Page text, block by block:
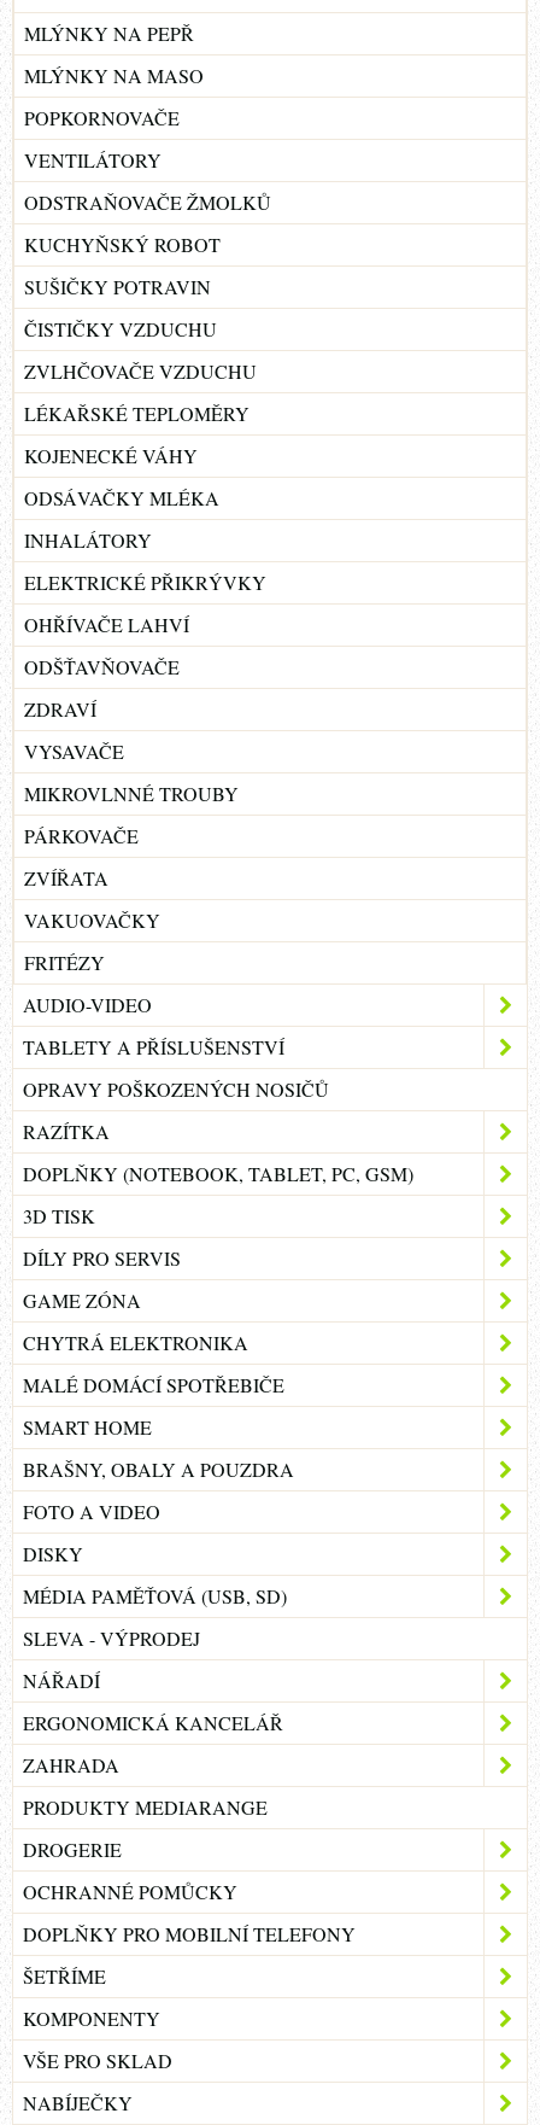
MLÝNKY NA PEPŘ
MLÝNKY NA MASO
POPKORNOVAČE
VENTILÁTORY
ODSTRAŇOVAČE ŽMOLKŮ
KUCHYŇSKÝ ROBOT
SUŠIČKY POTRAVIN
ČISTIČKY VZDUCHU
ZVLHČOVAČE VZDUCHU
LÉKAŘSKÉ TEPLOMĚRY
KOJENECKÉ VÁHY
ODSÁVAČKY MLÉKA
INHALÁTORY
ELEKTRICKÉ PŘIKRÝVKY
OHŘÍVAČE LAHVÍ
ODŠŤAVŇOVAČE
ZDRAVÍ
VYSAVAČE
MIKROVLNNÉ TROUBY
PÁRKOVAČE
ZVÍŘATA
VAKUOVAČKY
FRITÉZY
AUDIO-VIDEO
TABLETY A PŘÍSLUŠENSTVÍ
OPRAVY POŠKOZENÝCH NOSIČŮ
RAZÍTKA
DOPLŇKY (NOTEBOOK, TABLET, PC, GSM)
3D TISK
DÍLY PRO SERVIS
GAME ZÓNA
CHYTRÁ ELEKTRONIKA
MALÉ DOMÁCÍ SPOTŘEBIČE
SMART HOME
BRAŠNY, OBALY A POUZDRA
FOTO A VIDEO
DISKY
MÉDIA PAMĚŤOVÁ (USB, SD)
SLEVA - VÝPRODEJ
NÁŘADÍ
ERGONOMICKÁ KANCELÁŘ
ZAHRADA
PRODUKTY MEDIARANGE
DROGERIE
OCHRANNÉ POMŮCKY
DOPLŇKY PRO MOBILNÍ TELEFONY
ŠETŘÍME
KOMPONENTY
VŠE PRO SKLAD
NABÍJEČKY